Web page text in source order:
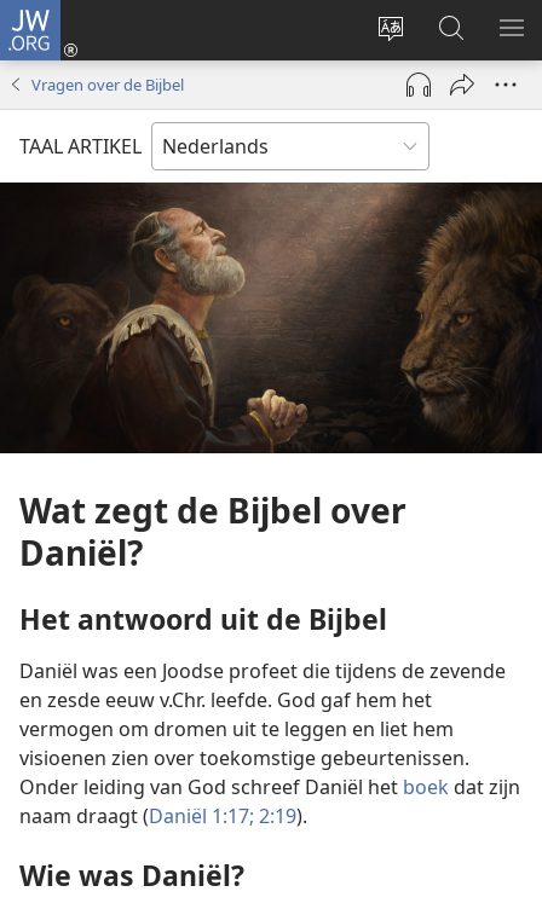
JW.ORG
Taal
site
wijzigen
Inloggen
(opent
nieuw
venster)
Zoeken
op
JW.ORG
Vragen over de Bijbel
TAAL ARTIKEL
Wat zegt de Bijbel over
Daniël?
Het antwoord uit de Bijbel
Daniël was een Joodse profeet die tijdens de zevende
en zesde eeuw v.Chr. leefde. God gaf hem het
vermogen om dromen uit te leggen en liet hem
visioenen zien over toekomstige gebeurtenissen.
Onder leiding van God schreef Daniël het boek dat zijn
naam draagt (Daniël 1:17; 2:19).
Wie was Daniël?